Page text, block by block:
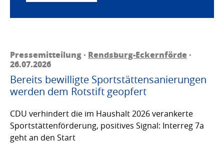
Pressemitteilung · Rendsburg-Eckernförde·
26.07.2026
Bereits bewilligte Sportstättensanierungen
werden dem Rotstift geopfert
CDU verhindert die im Haushalt 2026 verankerte
Sportstättenförderung, positives Signal: Interreg 7a
geht an den Start